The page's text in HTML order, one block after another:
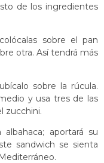
de los ingredientes
sobre el pan
otra. Así tendrá más
sobre la rúcula.
y usa tres de las
zucchini.
aportará su
sandwich se sienta